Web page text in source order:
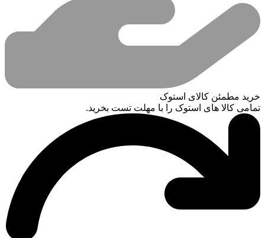
خرید مطمئن کالای استوک
تمامی کالا های استوک را با مهلت تست بخرید.